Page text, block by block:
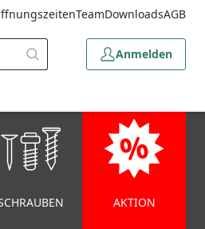
TeamDownloadsAGB
Anmelden
AKTION